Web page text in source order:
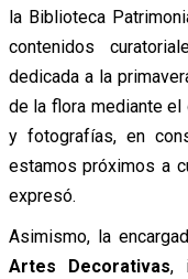
la Biblioteca
contenidos
dedicada a la
de la flora mediante
y fotografías, en
estamos próximos a
expresó.
Asimismo, la
Artes Decorativas,